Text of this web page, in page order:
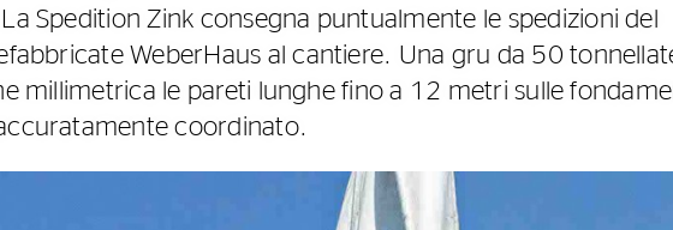
Spedition Zink consegna puntualmente le spedizioni del
WeberHaus al cantiere. Una gru da 50
millimetrica le pareti lunghe fino a 12 metri sulle
coordinato.